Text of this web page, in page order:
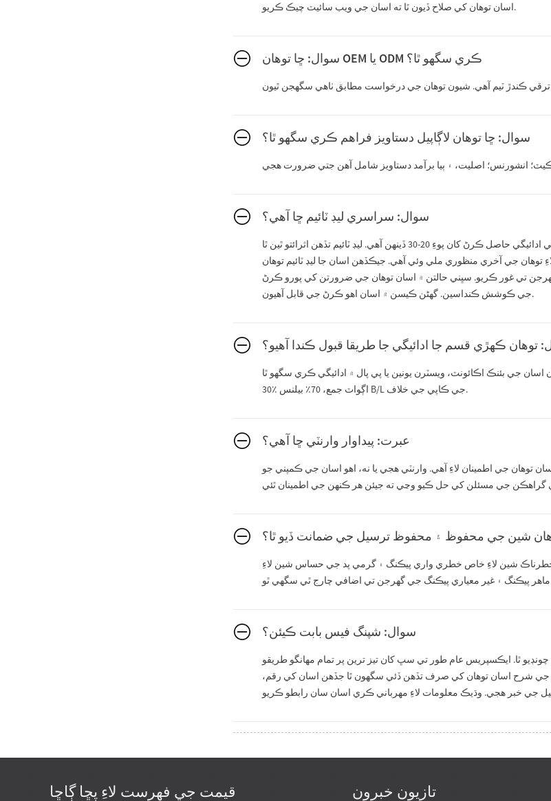
اسان توهان کي صلاح ڏيون ٿا ته اسان جي ويب سائيٽ چيڪ ڪريو.
سوال: ڇا توهان OEM يا ODM ڪري سگهو ٿا؟
سوال: ڇا توهان لاڳاپيل دستاويز فراهم ڪري سگهو ٿا؟
سوال: سراسري ليڊ ٽائيم ڇا آهي؟
نمونن لاءِ، ليڊ ٽائيم تقريباً 7 ڏينهن آهي. وڏي پيماني تي پيداوار لاءِ، ليڊ ٽائيم جمع جي ادائيگي حاصل ڪرڻ کان پوءِ 20-30 ڏينهن آهي. ليڊ ٽائيم تڏهن اثرائتو ٿين ٿا
۽ (2) اسان کي توهان جي شين لاءِ توهان جي آخري منظوري ملي وئي آهي. جيڪڏهن اسان جا ليڊ ٽائيم توهان
تي غور ڪريو. سڀني حالتن ۾ اسان توهان جي ضرورتن کي پورو ڪرڻ
جي ڪوشش ڪنداسين. گهڻن ڪيسن ۾ اسان اهو ڪرڻ جي قابل آهيون.
توهان ڪهڙي قسم جا ادائيگي جا طريقا قبول ڪندا آهيو؟
30٪ اڳواٽ جمع، 70٪ بيلنس B/L جي ڪاپي جي خلاف.
عبرت: پيداوار وارنٽي ڇا آهي؟
توهان جي اطمينان لاءِ آهي. وارنٽي هجي يا نه، اهو اسان جي ڪمپني جو
شين جي محفوظ ۽ محفوظ ترسيل جي ضمانت ڏيو ٿا؟
خطرناڪ شين لاءِ خاص خطري واري پيڪنگ ۽ گرمي پد جي حساس شين لاءِ
سوال: شپنگ فيس بابت ڪيئن؟
ٿا. ايڪسپريس عام طور تي سڀ کان تيز ترين پر تمام مهانگو طريقو
جي شرح اسان توهان کي صرف تڏهن ڏئي سگهون ٿا جڏهن اسان کي رقم،
قيمت جي فهرست لاءِ پڇا ڳاڇا تازيون خبرون